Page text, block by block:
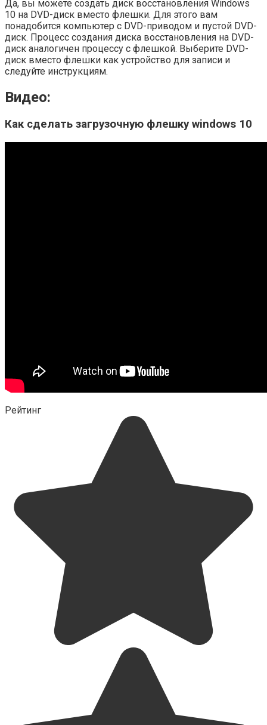
Да, вы можете создать диск восстановления Windows
10 на DVD-диск вместо флешки. Для этого вам
понадобится компьютер с DVD-приводом и пустой DVD-
диск. Процесс создания диска восстановления на DVD-
диск аналогичен процессу с флешкой. Выберите DVD-
диск вместо флешки как устройство для записи и
следуйте инструкциям.
Видео:
Как сделать загрузочную флешку windows 10
Рейтинг